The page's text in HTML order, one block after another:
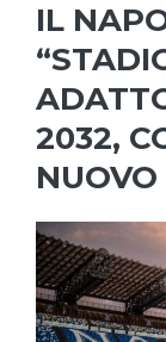
IL
2032,